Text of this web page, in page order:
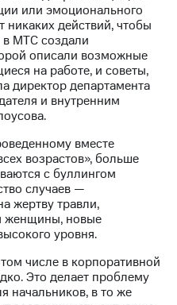
или эмоционального
действий, чтобы
в МТС создали
описали возможные
на работе, и советы,
директор департамента
и внутренним
вместе
возрастов», больше
с буллингом
случаев —
жертву травли,
женщины, новые
уровня.
числе в корпоративной
Это делает проблему
начальников, в то же